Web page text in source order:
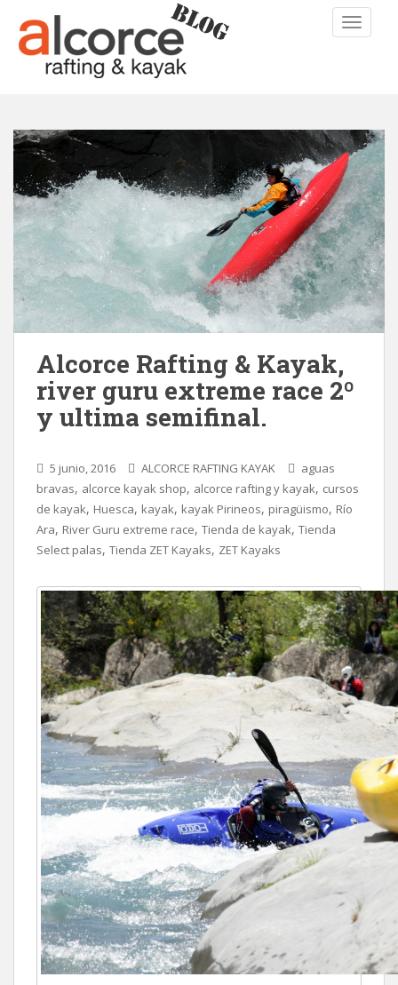
Alcorce Rafting & Kayak,
river guru extreme race 2º
y ultima semifinal.
5 junio, 2016 ALCORCE RAFTING KAYAK
aguas
bravas, alcorce kayak shop, alcorce rafting y kayak, cursos
de kayak, Huesca, kayak, kayak Pirineos, piragüismo, Río
Ara, River Guru extreme race, Tienda de kayak, Tienda
Select palas, Tienda ZET Kayaks, ZET Kayaks